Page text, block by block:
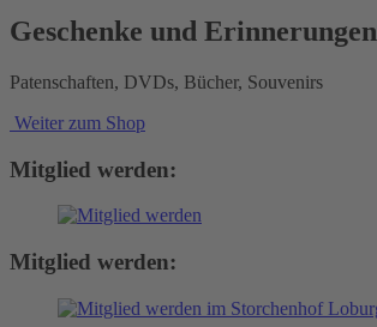
Geschenke und Erinnerungen
Patenschaften, DVDs, Bücher, Souvenirs
Weiter zum Shop
Mitglied werden:
Mitglied werden: